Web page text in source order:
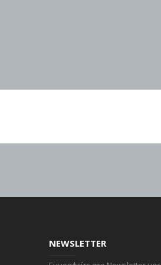
NEWSLETTER